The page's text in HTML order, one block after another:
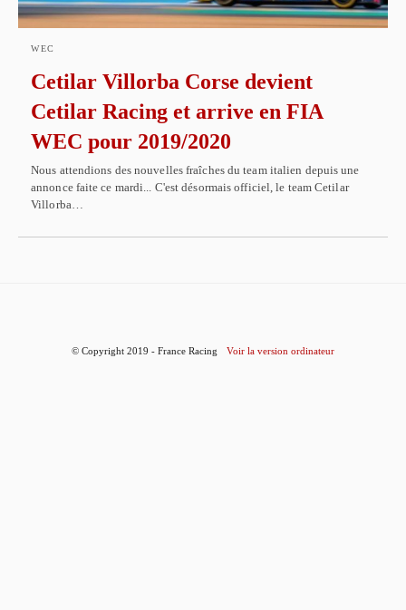
WEC
Cetilar Villorba Corse devient
Cetilar Racing et arrive en FIA
WEC pour 2019/2020
Nous attendions des nouvelles fraîches du team italien depuis une
annonce faite ce mardi... C'est désormais officiel, le team Cetilar
Villorba…
© Copyright 2019 - France Racing Voir la version ordinateur